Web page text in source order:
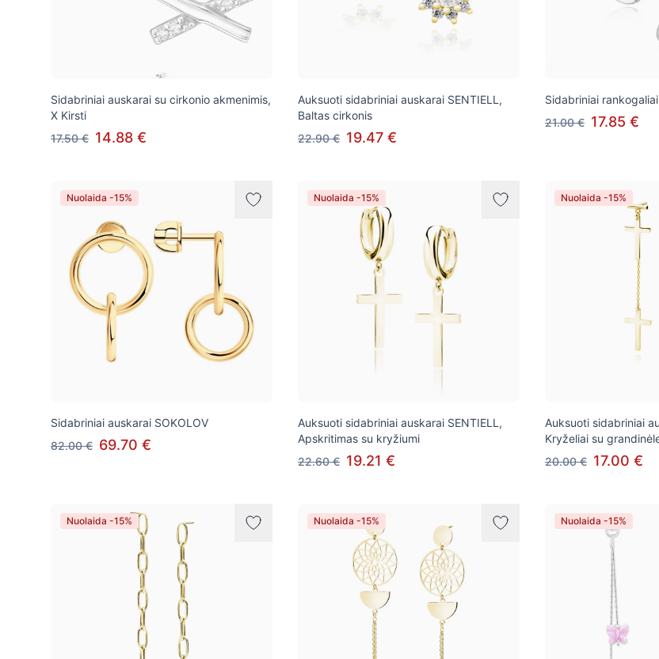
Sidabriniai auskarai su cirkonio akmenimis,
X Kirsti
17.50 € 14.88 €
Auksuoti sidabriniai auskarai SENTIELL,
Baltas cirkonis
22.90 € 19.47 €
Sidabriniai
21.00 € 17.85 €
Nuolaida -15%
Sidabriniai auskarai SOKOLOV
82.00 € 69.70 €
Nuolaida -15%
Auksuoti sidabriniai auskarai SENTIELL,
Apskritimas su kryžiumi
22.60 € 19.21 €
Nuolaida -15%
Auksuoti sidabriniai
Kryželiai su
20.00 € 17.00 €
Nuolaida -15% Nuolaida -15% Nuolaida -15%